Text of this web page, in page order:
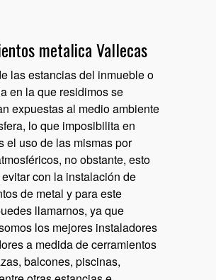
metalica Vallecas
las estancias del inmueble o
en la que residimos se
expuestas al medio ambiente
lo que imposibilita en
el uso de las mismas por
no obstante, esto
con la instalación de
de metal y para este
llamarnos, ya que
los mejores instaladores
a medida de cerramientos
balcones, piscinas,